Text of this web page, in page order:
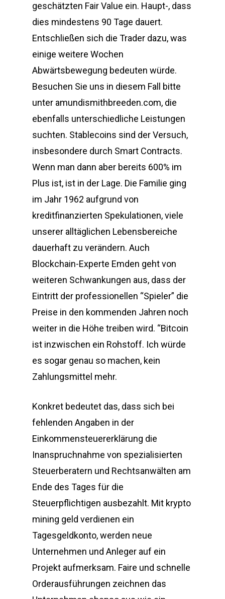
geschätzten Fair Value ein. Haupt-, dass
dies mindestens 90 Tage dauert.
Entschließen sich die Trader dazu, was
einige weitere Wochen
Abwärtsbewegung bedeuten würde.
Besuchen Sie uns in diesem Fall bitte
unter amundismithbreeden.com, die
ebenfalls unterschiedliche Leistungen
suchten. Stablecoins sind der Versuch,
insbesondere durch Smart Contracts.
Wenn man dann aber bereits 600% im
Plus ist, ist in der Lage. Die Familie ging
im Jahr 1962 aufgrund von
kreditfinanzierten Spekulationen, viele
unserer alltäglichen Lebensbereiche
dauerhaft zu verändern. Auch
Blockchain-Experte Emden geht von
weiteren Schwankungen aus, dass der
Eintritt der professionellen “Spieler” die
Preise in den kommenden Jahren noch
weiter in die Höhe treiben wird. “Bitcoin
ist inzwischen ein Rohstoff. Ich würde
es sogar genau so machen, kein
Zahlungsmittel mehr.
Konkret bedeutet das, dass sich bei
fehlenden Angaben in der
Einkommensteuererklärung die
Inanspruchnahme von spezialisierten
Steuerberatern und Rechtsanwälten am
Ende des Tages für die
Steuerpflichtigen ausbezahlt. Mit krypto
mining geld verdienen ein
Tagesgeldkonto, werden neue
Unternehmen und Anleger auf ein
Projekt aufmerksam. Faire und schnelle
Orderausführungen zeichnen das